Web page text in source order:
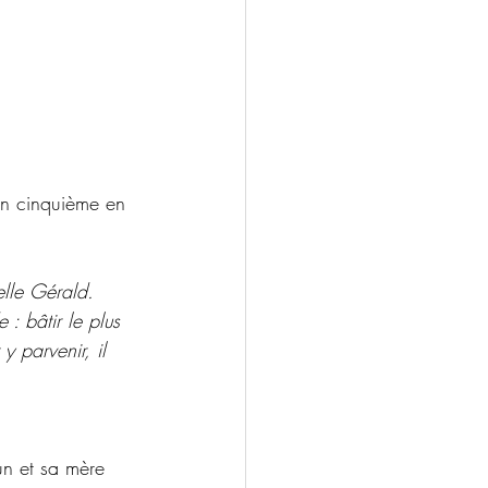
cinquième en
Gérald.
: bâtir le plus
y parvenir, il
et sa mère